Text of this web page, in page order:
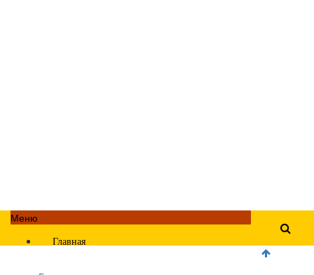
Меню
Главная